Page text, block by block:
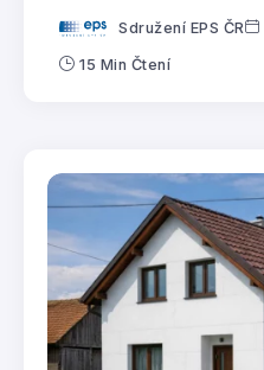
Sdružení EPS ČR
15 Min Čtení